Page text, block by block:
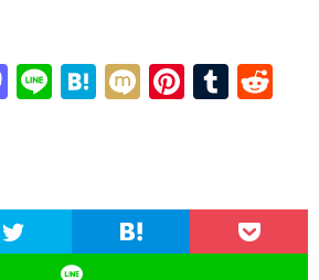
M
o
n
Li H
a
M Pi
t
T
r
t